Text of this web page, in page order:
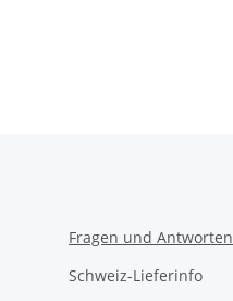
Fragen und Antworten
Schweiz-Lieferinfo